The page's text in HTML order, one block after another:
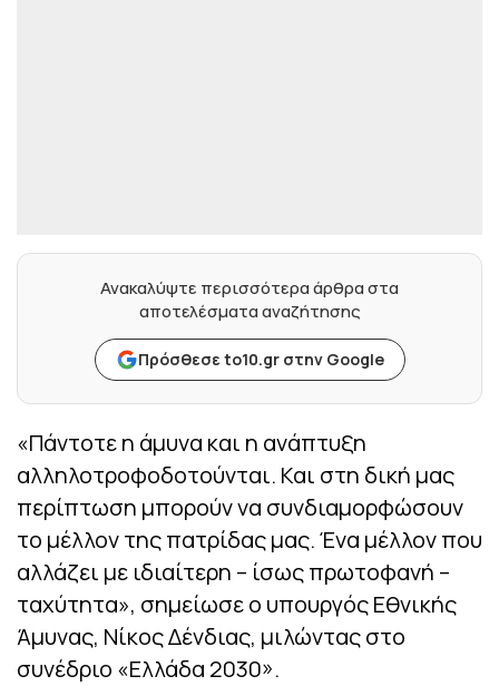
Ανακαλύψτε περισσότερα άρθρα στα
αποτελέσματα αναζήτησης
Πρόσθεσε to10.gr στην Google
«Πάντοτε η άμυνα και η ανάπτυξη
αλληλοτροφοδοτούνται. Και στη δική μας
περίπτωση μπορούν να συνδιαμορφώσουν
το μέλλον της πατρίδας μας. Ένα μέλλον που
αλλάζει με ιδιαίτερη – ίσως πρωτοφανή –
ταχύτητα», σημείωσε ο υπουργός Εθνικής
Άμυνας, Νίκος Δένδιας, μιλώντας στο
συνέδριο «Ελλάδα 2030».